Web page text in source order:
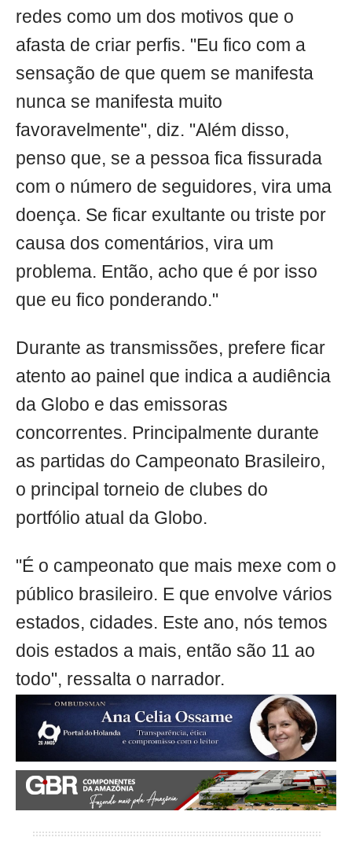
redes como um dos motivos que o
afasta de criar perfis. "Eu fico com a
sensação de que quem se manifesta
nunca se manifesta muito
favoravelmente", diz. "Além disso,
penso que, se a pessoa fica fissurada
com o número de seguidores, vira uma
doença. Se ficar exultante ou triste por
causa dos comentários, vira um
problema. Então, acho que é por isso
que eu fico ponderando."
Durante as transmissões, prefere ficar
atento ao painel que indica a audiência
da Globo e das emissoras
concorrentes. Principalmente durante
as partidas do Campeonato Brasileiro,
o principal torneio de clubes do
portfólio atual da Globo.
"É o campeonato que mais mexe com o
público brasileiro. E que envolve vários
estados, cidades. Este ano, nós temos
dois estados a mais, então são 11 ao
todo", ressalta o narrador.